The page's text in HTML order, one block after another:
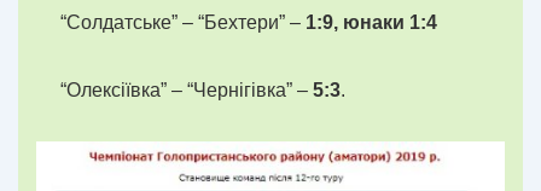
“Солдатське” – “Бехтери” – 1:9, юнаки 1:4
“Олексіївка” – “Чернігівка” – 5:3.